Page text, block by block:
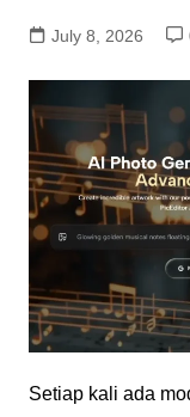
July 8, 2026
Setiap kali ada